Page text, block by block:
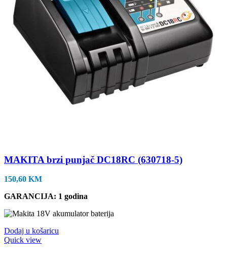
MAKITA brzi punjač DC18RC (630718-5)
150,60 KM
GARANCIJA: 1 godina
Dodaj u košaricu
Quick view